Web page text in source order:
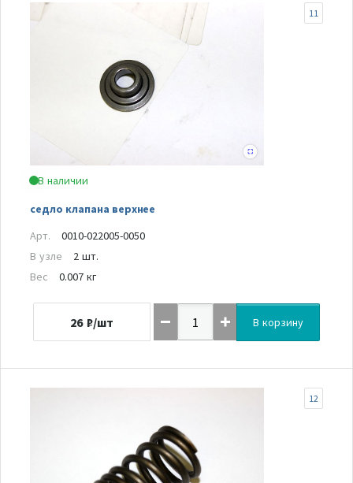
В наличии
седло клапана верхнее
11
Арт.
0010-022005-0050
В узле
2 шт.
Вес
0.007 кг
26 ₽/шт В корзину
12